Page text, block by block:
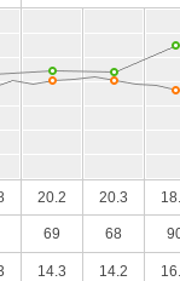
20.2 20.3
69 68
14.3 14.2